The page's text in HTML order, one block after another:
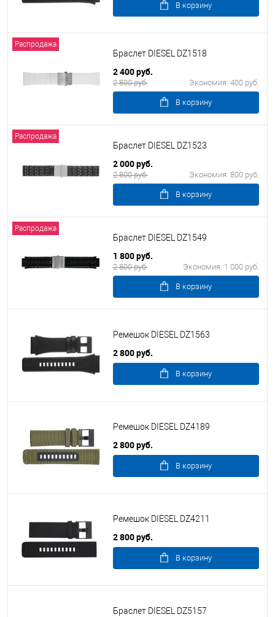
В корзину
Распродажа
Браслет DIESEL DZ1518
2 400 руб.
2 800 руб. Экономия: 400 руб.
В корзину
Распродажа
Браслет DIESEL DZ1523
2 000 руб.
2 800 руб. Экономия: 800 руб.
В корзину
Распродажа
Браслет DIESEL DZ1549
1 800 руб.
2 800 руб. Экономия: 1 000 руб.
В корзину
Ремешок DIESEL DZ1563
2 800 руб.
В корзину
Ремешок DIESEL DZ4189
2 800 руб.
В корзину
Ремешок DIESEL DZ4211
2 800 руб.
В корзину
Браслет DIESEL DZ5157